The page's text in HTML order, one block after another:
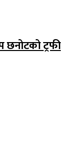
छनोटको ट्रफी